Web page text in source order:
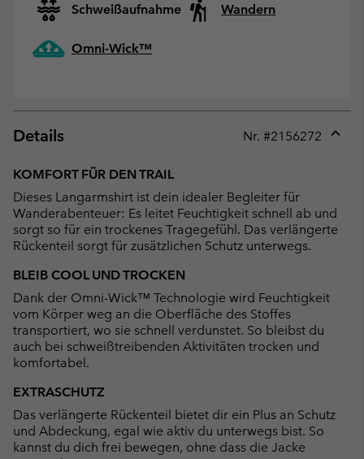
Schweißaufnahme Wandern
Omni-Wick™
Details Nr. #2156272
KOMFORT FÜR DEN TRAIL
Dieses Langarmshirt ist dein idealer Begleiter für
Wanderabenteuer: Es leitet Feuchtigkeit schnell ab und
sorgt so für ein trockenes Tragegefühl. Das verlängerte
Rückenteil sorgt für zusätzlichen Schutz unterwegs.
BLEIB COOL UND TROCKEN
Dank der Omni-Wick™ Technologie wird Feuchtigkeit
vom Körper weg an die Oberfläche des Stoffes
transportiert, wo sie schnell verdunstet. So bleibst du
auch bei schweißtreibenden Aktivitäten trocken und
komfortabel.
EXTRASCHUTZ
Das verlängerte Rückenteil bietet dir ein Plus an Schutz
und Abdeckung, egal wie aktiv du unterwegs bist. So
kannst du dich frei bewegen, ohne dass die Jacke